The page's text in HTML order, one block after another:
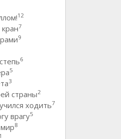
12
7
9
6
5
3
страны2
ходить7
врагу5
8